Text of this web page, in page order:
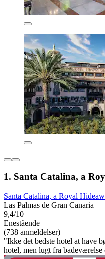
1. Santa Catalina, a
Santa Catalina, a Royal
Las Palmas de Gran Canaria
9,4/10
Enestående
(738 anmeldelser)
"Ikke det bedste hotel at have
hotel, men lugt fra